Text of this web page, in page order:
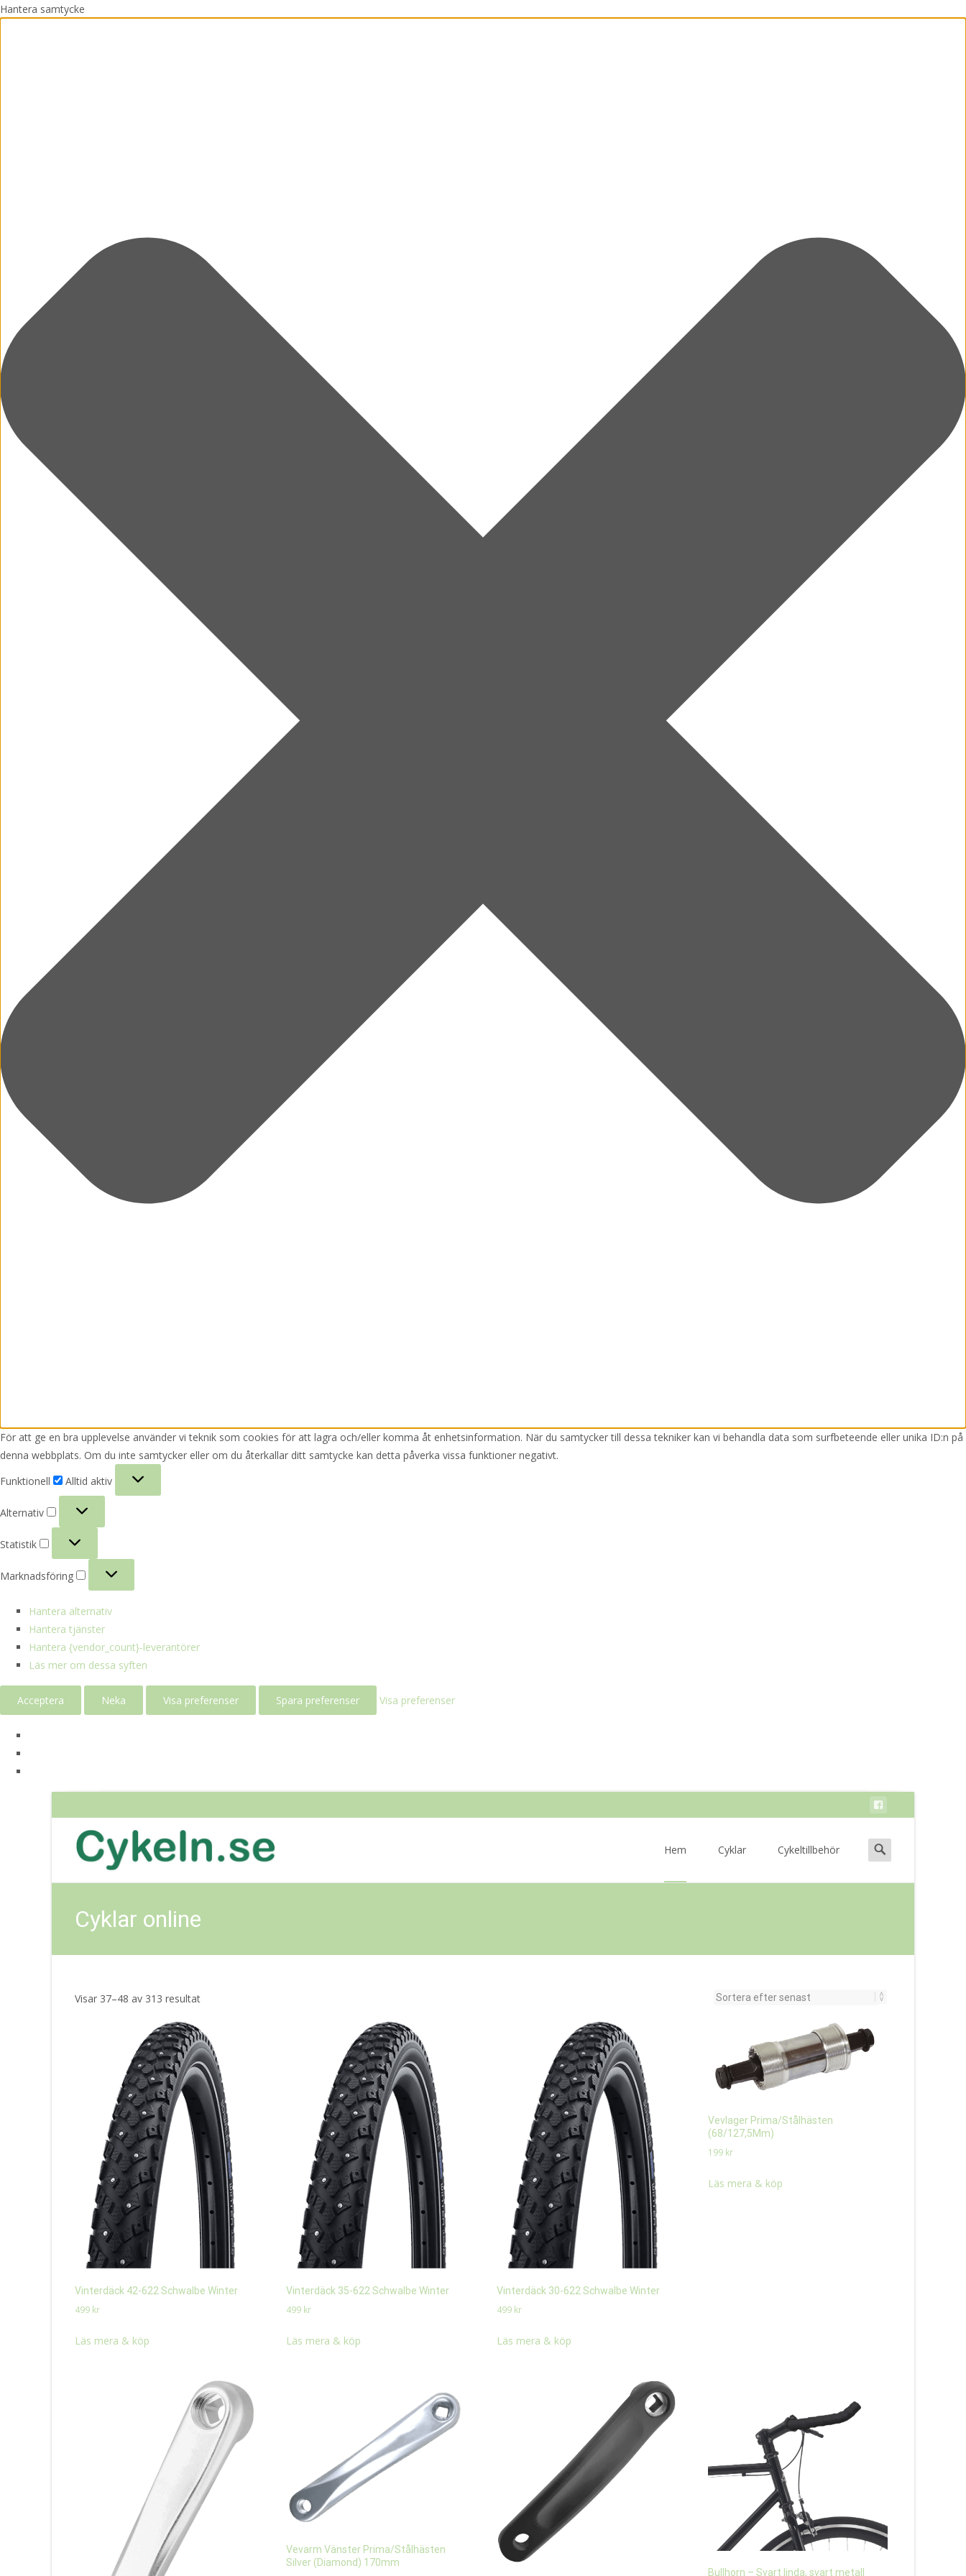
Hantera samtycke
För att ge en bra upplevelse använder vi teknik som cookies för att lagra och/eller komma åt enhetsinformation. När du samtycker till dessa tekniker kan vi behandla data som surfbeteende eller unika ID:n på
denna webbplats. Om du inte samtycker eller om du återkallar ditt samtycke kan detta påverka vissa funktioner negativt.
Funktionell
Alltid aktiv
Alternativ
Alternativ
Statistik
Statistik
Marknadsföring
Marknadsföring
Hantera alternativ
Hantera tjänster
Hantera {vendor_count}-leverantörer
Läs mer om dessa syften
Acceptera Neka Visa preferenser Spara preferenser Visa preferenser
Hem Cyklar Cykeltillbehör
Search
for:
Cyklar online
Visar 37–48 av 313 resultatSortera
senaste
Vinterdäck 42-622 Schwalbe Winter
499 kr
Läs mera & köp
Vinterdäck 35-622 Schwalbe Winter
499 kr
Läs mera & köp
Vinterdäck 30-622 Schwalbe Winter
499 kr
Läs mera & köp
Vevlager Prima/Stålhästen
(68/127,5Mm)
199 kr
Läs mera & köp
Vevarm Vänster Prima/Stålhästen
Silver (Diamond) 170mm
Bullhorn – Svart linda, svart metall